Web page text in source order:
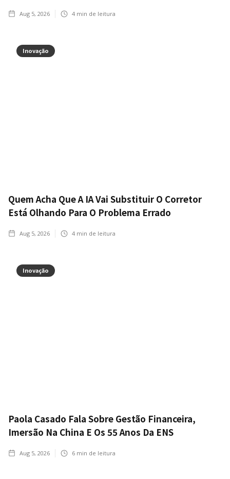
Aug 5, 2026 4 min de leitura
Inovação
Quem Acha Que A IA Vai Substituir O Corretor
Está Olhando Para O Problema Errado
Aug 5, 2026 4 min de leitura
Inovação
Paola Casado Fala Sobre Gestão Financeira,
Imersão Na China E Os 55 Anos Da ENS
Aug 5, 2026 6 min de leitura